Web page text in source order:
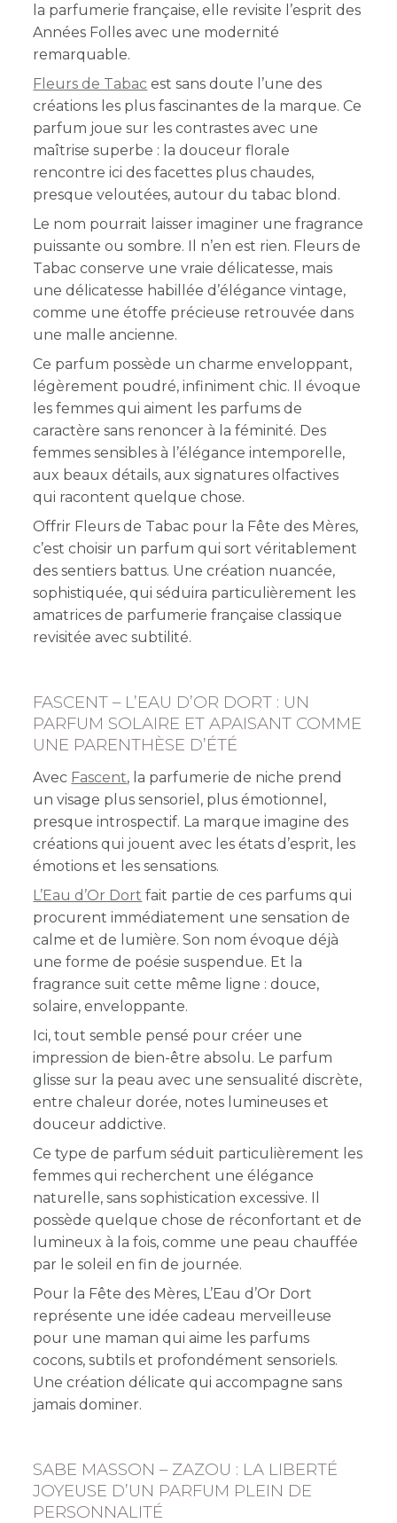
la parfumerie française, elle revisite l’esprit des
Années Folles avec une modernité
remarquable.
Fleurs de Tabac est sans doute l’une des
créations les plus fascinantes de la marque. Ce
parfum joue sur les contrastes avec une
maîtrise superbe : la douceur florale
rencontre ici des facettes plus chaudes,
presque veloutées, autour du tabac blond.
Le nom pourrait laisser imaginer une fragrance
puissante ou sombre. Il n’en est rien. Fleurs de
Tabac conserve une vraie délicatesse, mais
une délicatesse habillée d’élégance vintage,
comme une étoffe précieuse retrouvée dans
une malle ancienne.
Ce parfum possède un charme enveloppant,
légèrement poudré, infiniment chic. Il évoque
les femmes qui aiment les parfums de
caractère sans renoncer à la féminité. Des
femmes sensibles à l’élégance intemporelle,
aux beaux détails, aux signatures olfactives
qui racontent quelque chose.
Offrir Fleurs de Tabac pour la Fête des Mères,
c’est choisir un parfum qui sort véritablement
des sentiers battus. Une création nuancée,
sophistiquée, qui séduira particulièrement les
amatrices de parfumerie française classique
revisitée avec subtilité.
FASCENT – L’EAU D’OR DORT : UN
PARFUM SOLAIRE ET APAISANT COMME
UNE PARENTHÈSE D’ÉTÉ
Avec Fascent, la parfumerie de niche prend
un visage plus sensoriel, plus émotionnel,
presque introspectif. La marque imagine des
créations qui jouent avec les états d’esprit, les
émotions et les sensations.
L’Eau d’Or Dort fait partie de ces parfums qui
procurent immédiatement une sensation de
calme et de lumière. Son nom évoque déjà
une forme de poésie suspendue. Et la
fragrance suit cette même ligne : douce,
solaire, enveloppante.
Ici, tout semble pensé pour créer une
impression de bien-être absolu. Le parfum
glisse sur la peau avec une sensualité discrète,
entre chaleur dorée, notes lumineuses et
douceur addictive.
Ce type de parfum séduit particulièrement les
femmes qui recherchent une élégance
naturelle, sans sophistication excessive. Il
possède quelque chose de réconfortant et de
lumineux à la fois, comme une peau chauffée
par le soleil en fin de journée.
Pour la Fête des Mères, L’Eau d’Or Dort
représente une idée cadeau merveilleuse
pour une maman qui aime les parfums
cocons, subtils et profondément sensoriels.
Une création délicate qui accompagne sans
jamais dominer.
SABE MASSON – ZAZOU : LA LIBERTÉ
JOYEUSE D’UN PARFUM PLEIN DE
PERSONNALITÉ